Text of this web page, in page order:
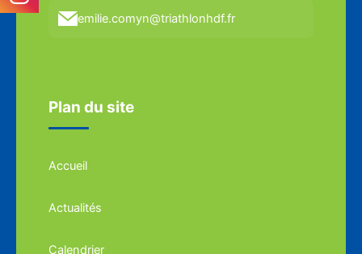
emilie.comyn@triathlonhdf.fr
Plan du site
Accueil
Actualités
Calendrier